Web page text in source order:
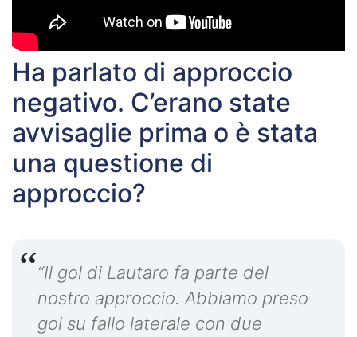
Ha parlato di approccio
negativo. C’erano state
avvisaglie prima o è stata
una questione di
approccio?
“Il gol di Lautaro fa parte del
nostro approccio. Abbiamo preso
gol su fallo laterale con due